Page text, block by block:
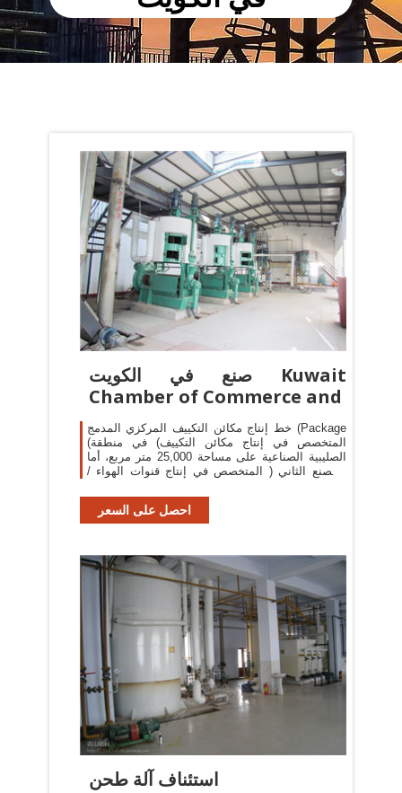
صنع في الكويت Kuwait
Chamber of Commerce and
خط إنتاج مكائن التكييف المركزي المدمج (Package
(المتخصص في إنتاج مكائن التكييف) في منطقة
الصليبية الصناعية على مساحة 25,000 متر مربع، أما
المصنع الثاني ( المتخصص في إنتاج قنوات الهواء /
احصل على السعر
استئناف آلة طحن